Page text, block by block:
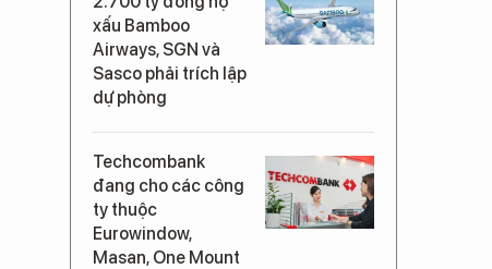
xấu Bamboo
Airways, SGN và
Sasco phải trích lập
dự phòng
Techcombank
đang cho các công
ty thuộc
Eurowindow,
Masan, One Mount